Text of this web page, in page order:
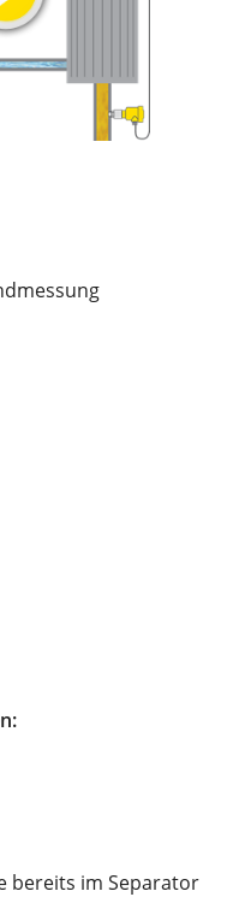
bereits im Separator